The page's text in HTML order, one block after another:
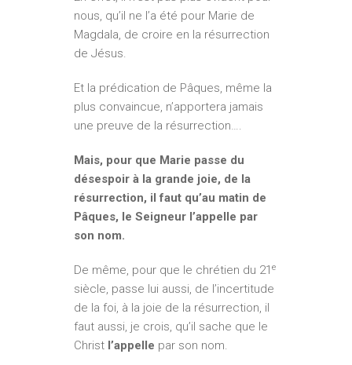
nous, qu’il ne l’a été pour Marie de
Magdala, de croire en la résurrection
de Jésus.
Et la prédication de Pâques, même la
plus convaincue, n’apportera jamais
une preuve de la résurrection….
Mais, pour que Marie passe du
désespoir à la grande joie, de la
résurrection, il faut qu’au matin de
Pâques, le Seigneur l’appelle par
son nom.
De même, pour que le chrétien du 21 e
siècle, passe lui aussi, de l’incertitude
de la foi, à la joie de la résurrection, il
faut aussi, je crois, qu’il sache que le
Christ l’appelle par son nom.